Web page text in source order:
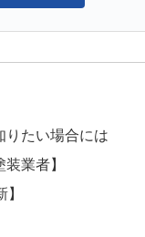
りたい場合には
業者】